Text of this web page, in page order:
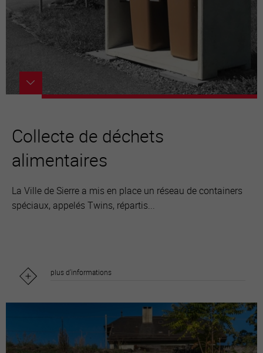
Collecte de déchets
alimentaires
La Ville de Sierre a mis en place un réseau de containers
spéciaux, appelés Twins, répartis...
plus d'informations